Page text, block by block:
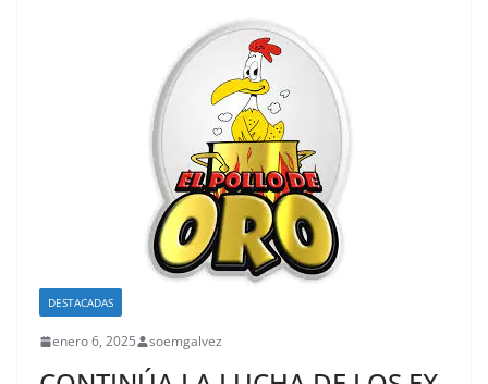
DESTACADAS
enero 6, 2025 soemgalvez